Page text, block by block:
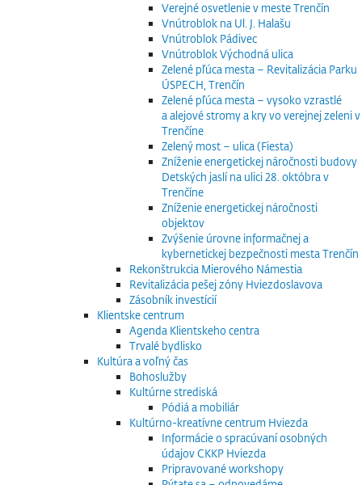
Verejné osvetlenie v meste Trenčín
Vnútroblok na Ul. J. Halašu
Vnútroblok Pádivec
Vnútroblok Východná ulica
Zelené pľúca mesta – Revitalizácia Parku
ÚSPECH, Trenčín
Zelené pľúca mesta – vysoko vzrastlé
a alejové stromy a kry vo verejnej zeleni v
Trenčíne
Zelený most – ulica (Fiesta)
Zníženie energetickej náročnosti budovy
Detských jaslí na ulici 28. októbra v
Trenčíne
Zníženie energetickej náročnosti
objektov
Zvýšenie úrovne informačnej a
kybernetickej bezpečnosti mesta Trenčín
Rekonštrukcia Mierového Námestia
Revitalizácia pešej zóny Hviezdoslavova
Zásobník investícií
Klientske centrum
Agenda Klientskeho centra
Trvalé bydlisko
Kultúra a voľný čas
Bohoslužby
Kultúrne strediská
Pódiá a mobiliár
Kultúrno-kreatívne centrum Hviezda
Informácie o spracúvaní osobných
údajov CKKP Hviezda
Pripravované workshopy